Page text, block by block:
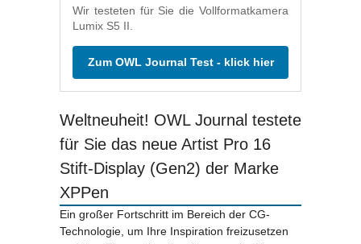
Wir testeten für Sie die Vollformatkamera
Lumix S5 II.
Zum OWL Journal Test - klick hier
Weltneuheit! OWL Journal testete
für Sie das neue Artist Pro 16
Stift-Display (Gen2) der Marke
XPPen
Ein großer Fortschritt im Bereich der CG-
Technologie, um Ihre Inspiration freizusetzen